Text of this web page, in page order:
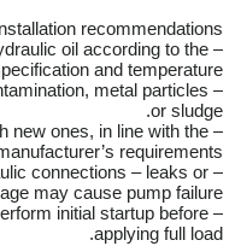
recommendations:
oil according to the
and temperature.
metal particles
or sludge.
new ones, in line with the
requirements.
connections – leaks or
may cause pump failure.
initial startup before
applying full load.